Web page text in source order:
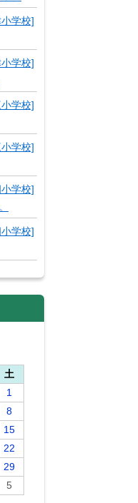
学校]
学校]
学校]
学校]
学校]
学校]
土
1
8
15
22
29
5